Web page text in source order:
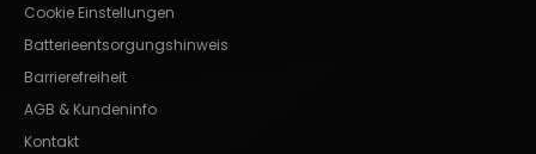
Cookie Einstellungen
Batterieentsorgungshinweis
Barrierefreiheit
AGB & Kundeninfo
Kontakt